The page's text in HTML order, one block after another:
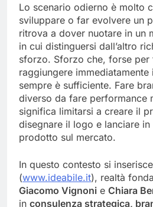
Lo scenario odierno è molto
sviluppare o far evolvere un
ritrova a dover nuotare in un
in cui distinguersi dall’altro
sforzo. Sforzo che, forse
raggiungere
sempre è sufficiente. Fare
diverso da fare performance
significa limitarsi a creare il
disegnare il logo e lanciare
prodotto sul mercato.
In questo contesto si inserisce
(www.ideabile.it), realtà
Giacomo Vignoni e Chiara
in consulenza strategica,